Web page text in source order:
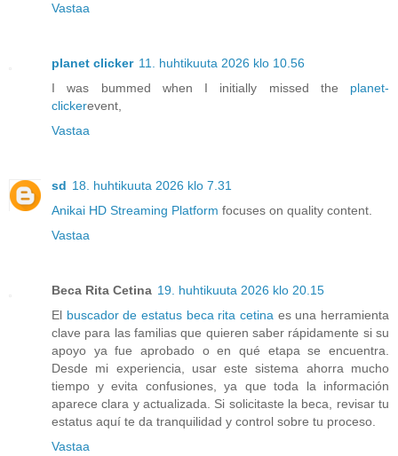
Vastaa
planet clicker 11. huhtikuuta 2026 klo 10.56
I was bummed when I initially missed the planet-
clickerevent,
Vastaa
sd 18. huhtikuuta 2026 klo 7.31
Anikai HD Streaming Platform focuses on quality content.
Vastaa
Beca Rita Cetina 19. huhtikuuta 2026 klo 20.15
El buscador de estatus beca rita cetina es una herramienta
clave para las familias que quieren saber rápidamente si su
apoyo ya fue aprobado o en qué etapa se encuentra.
Desde mi experiencia, usar este sistema ahorra mucho
tiempo y evita confusiones, ya que toda la información
aparece clara y actualizada. Si solicitaste la beca, revisar tu
estatus aquí te da tranquilidad y control sobre tu proceso.
Vastaa